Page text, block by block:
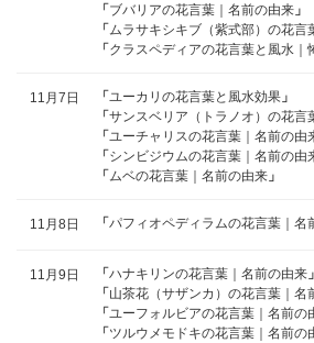
「 ブバリアの花言葉｜名前の由来 」
「 ムラサキシキブ（紫式部）の花言
「 クラスペディアの花言葉と風水｜
11月7日 「 ユーカリの花言葉と風水効果 」
「 サンスベリア（トラノオ）の花言
「 ユーチャリスの花言葉｜名前の由
「 シンビジウムの花言葉｜名前の由
「 ムベの花言葉｜名前の由来 」
11月8日 「 パフィオペディラムの花言葉｜名
11月9日 「 ハナキリンの花言葉｜名前の由来 」
「 山茶花（サザンカ）の花言葉｜名
「 ユーフォルビアの花言葉｜名前の
「 ツルウメモドキの花言葉｜名前の